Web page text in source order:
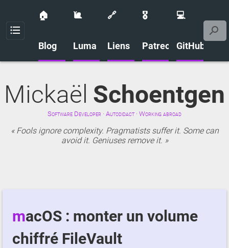
Menu
🏠
Blog
🐌
Luma
🔗
Liens
🎖️
Patreon
💻
GitHub
Mickaël Schoentgen
Software Developer · Autodidact · Working abroad
Fools ignore complexity. Pragmatists suffer it. Some can
avoid it. Geniuses remove it.
macOS : monter un volume
chiffré FileVault